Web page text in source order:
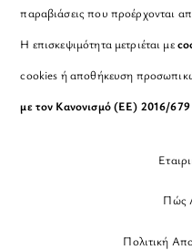
παραβιάσεις που προέρχονται
Η επισκεψιμότητα μετριέται με
cookies ή αποθήκευση
με τον Κανονισμό (ΕΕ) 2016/
Πώς
Πολιτική